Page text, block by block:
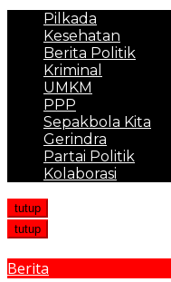
Pilkada
Kesehatan
Berita Politik
Kriminal
UMKM
PPP
Sepakbola Kita
Gerindra
Partai Politik
Kolaborasi
tutup
tutup
Berita